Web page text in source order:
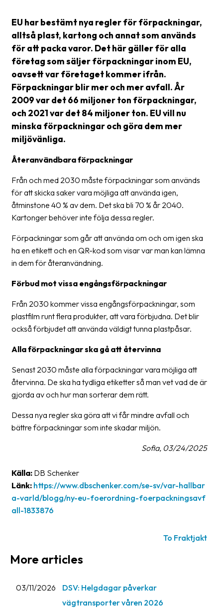
About
the
company
About
Fraktjakt
Media
Coworkers
&
career
News
archive
us
Terms
Terms
and
conditions
Privacy
Prohibited
dangerous
content
EU har bestämt nya regler för förpackningar,
alltså plast, kartong och annat som används
för att packa varor. Det här gäller för alla
företag som säljer förpackningar inom EU,
oavsett var företaget kommer ifrån.
Förpackningar blir mer och mer avfall. År
2009 var det 66 miljoner ton förpackningar,
och 2021 var det 84 miljoner ton. EU vill nu
minska förpackningar och göra dem mer
miljövänliga.
Återanvändbara förpackningar
Från och med 2030 måste förpackningar som används
för att skicka saker vara möjliga att använda igen,
åtminstone 40 % av dem. Det ska bli 70 % år 2040.
Kartonger behöver inte följa dessa regler.
Förpackningar som går att använda om och om igen ska
ha en etikett och en QR-kod som visar var man kan lämna
in dem för återanvändning.
Förbud mot vissa engångsförpackningar
Från 2030 kommer vissa engångsförpackningar, som
plastfilm runt flera produkter, att vara förbjudna. Det blir
också förbjudet att använda väldigt tunna plastpåsar.
Alla förpackningar ska gå att återvinna
Senast 2030 måste alla förpackningar vara möjliga att
återvinna. De ska ha tydliga etiketter så man vet vad de är
gjorda av och hur man sorterar dem rätt.
Dessa nya regler ska göra att vi får mindre avfall och
bättre förpackningar som inte skadar miljön.
Sofia, 03/24/2025
Källa: DB Schenker
Länk: https://www.dbschenker.com/se-sv/var-hallbar
a-varld/blogg/ny-eu-foerordning-foerpackningsavf
all-1833876
To Fraktjakt
More articles
03/11/2026
DSV: Helgdagar påverkar
vägtransporter våren 2026